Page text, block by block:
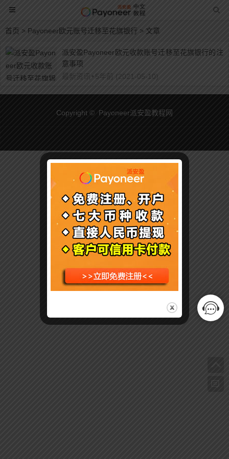
首页 > Payoneer欧元账号迁移至花旗银行 > 文章
派安盈Payoneer欧元收款账号迁移至花旗银行的注
意事项
最新资讯 • 5年前 (2021-05-10)
Copyright © Payoneer派安盈教程网